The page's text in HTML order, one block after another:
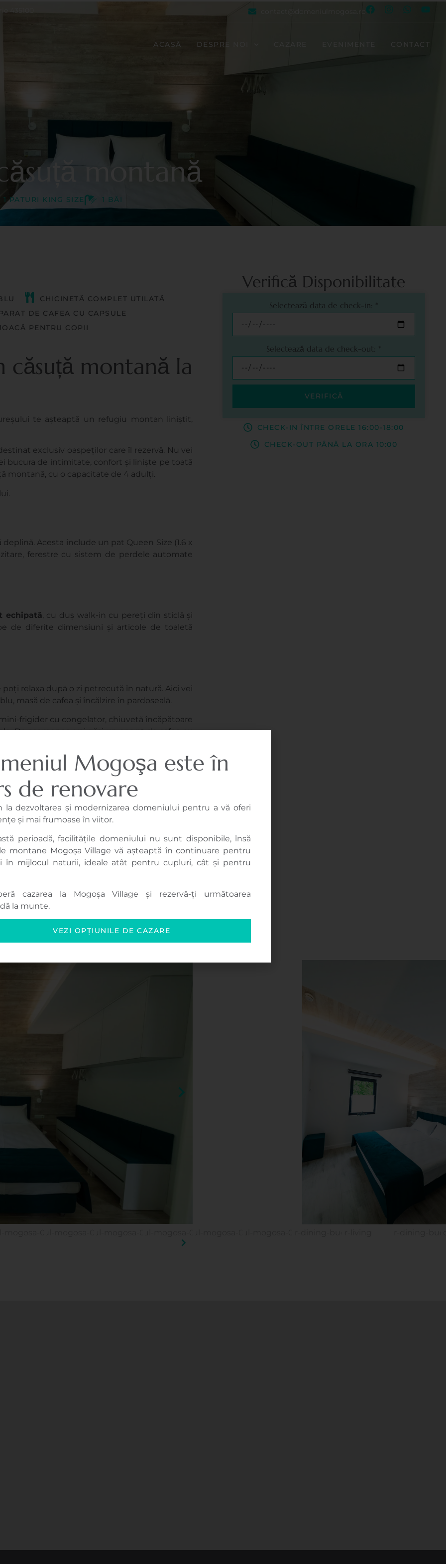
435100 contact@domeniulmogosa.ro
ACASĂ DESPRE NOI CONTACT
montană
1 PATURI KING SIZE 1 BĂI
CHICINETĂ COMPLET UTILATĂ
DE CAFEA CU CAPSULE
PENTRU COPII
montană la
te așteaptă un refugiu montan liniștit,
exclusiv oaspeților care îl rezervă. Nu vei
bucura de intimitate, confort și liniște pe toată
montană, cu o capacitate de 4 adulți.
Acesta include un pat Queen Size (1.6 x
ferestre cu sistem de perdele automate
echipată, cu duș walk-in cu pereți din sticlă și
de diferite dimensiuni și articole de toaletă
relaxa după o zi petrecută în natură. Aici vei
masă de cafea și încălzire în pardoseală.
frigider cu congelator, chiuvetă încăpătoare
De asemenea, vei găsi un aparat de cafea cu
precum și accesorii utile precum tirbușon,
și bucură-te de confort, aer curat și priveliști
o escapadă romantică sau un weekend de
Verifică Disponibilitate
Selectează data de check-in: *
Selectează data de check-out: *
VERIFICĂ
CHECK-IN ÎNTRE ORELE 16:00-18:00
CHECK-OUT PÂNĂ LA ORA 10:00
Mogoşa este în
de renovare
la dezvoltarea și modernizarea domeniului pentru a vă oferi
și mai frumoase în viitor.
perioadă, facilitățile domeniului nu sunt disponibile, însă
montane Mogoșa Village vă așteaptă în continuare pentru
în mijlocul naturii, ideale atât pentru cupluri, cât și pentru
cazarea la Mogoșa Village și rezervă-ți următoarea
la munte.
VEZI OPȚIUNILE DE CAZARE